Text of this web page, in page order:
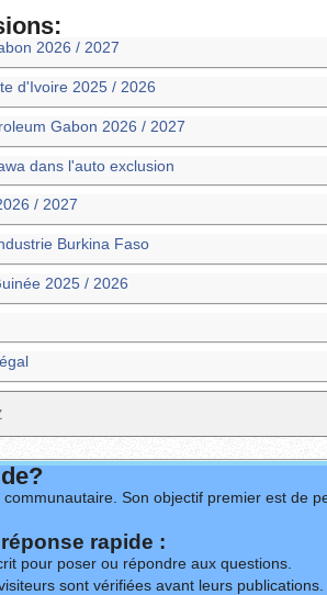
2026 / 2027
d'Ivoire 2025 / 2026
Gabon 2026 / 2027
dans l'auto exclusion
/ 2027
Burkina Faso
2025 / 2026
Son objectif premier est de
rapide :
pour poser ou répondre aux questions.
sont vérifiées avant leurs publications.